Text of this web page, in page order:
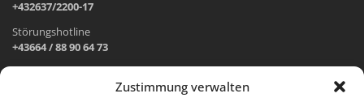
Zustimmung verwalten
+432637/2200-17
Störungshotline
+43664 / 88 90 64 73